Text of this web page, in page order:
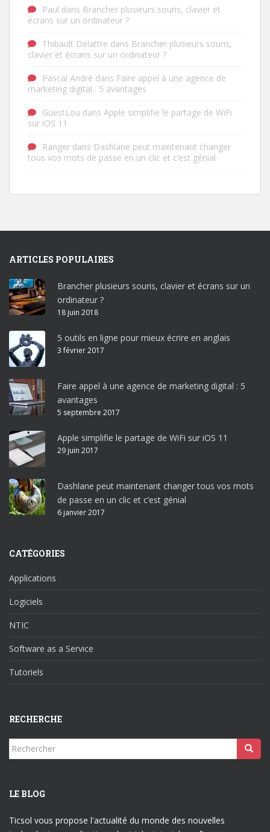
Paul dans Brancher plusieurs souris, clavier et
écrans sur un ordinateur ?
Thibault Delattre dans Brancher plusieurs souris,
clavier et écrans sur un ordinateur ?
Pascal André dans Faire appel à une agence de
marketing digital : 5 avantages
GuestLou dans Apple simplifie le partage de WiFi
sur iOS 11
Ranger dans Dashlane peut maintenant changer
tous vos mots de passe en un clic et c’est génial
ARTICLES POPULAIRES
Brancher plusieurs souris, clavier et écrans sur un
ordinateur ?
18 juin 2018
5 outils en ligne pour mieux écrire en anglais
3 février 2017
Faire appel à une agence de marketing digital : 5
avantages
5 septembre 2017
Apple simplifie le partage de WiFi sur iOS 11
29 juin 2017
Dashlane peut maintenant changer tous vos mots
de passe en un clic et c’est génial
6 janvier 2017
CATÉGORIES
Applications
Logiciels
NTIC
Software as a Service
Tutoriels
RECHERCHE
Rechercher...
LE BLOG
Ticsol vous propose l'actualité du monde des nouvelles